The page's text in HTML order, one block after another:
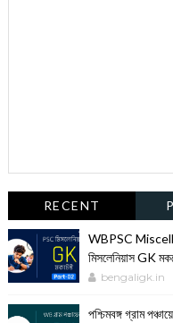
RECENT
WBPSC
মিসলেনিয়াস GK
bengaligk.in
পশ্চিমবঙ্গ গ্রাম